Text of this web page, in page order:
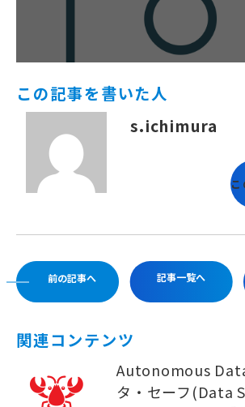
この記事を書いた人
s.ichimura
こ
前の記事へ 記事一覧へ
関連コンテンツ
Autonomous
タ・セーフ(Data